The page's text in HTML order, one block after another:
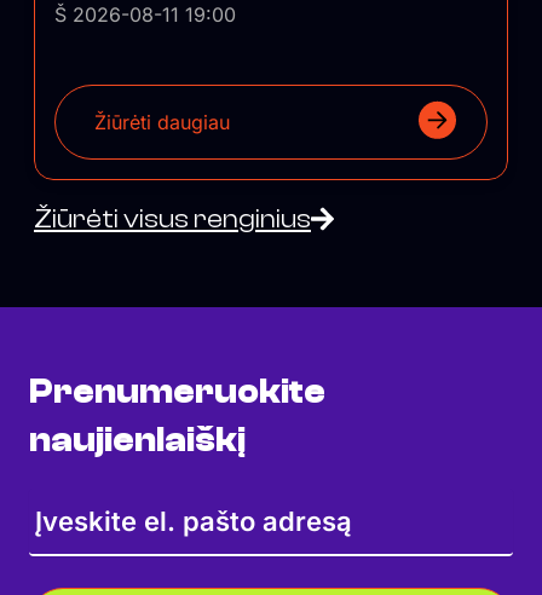
Š 2026-08-11 19:00
Žiūrėti daugiau
Žiūrėti visus renginius
Prenumeruokite
naujienlaiškį